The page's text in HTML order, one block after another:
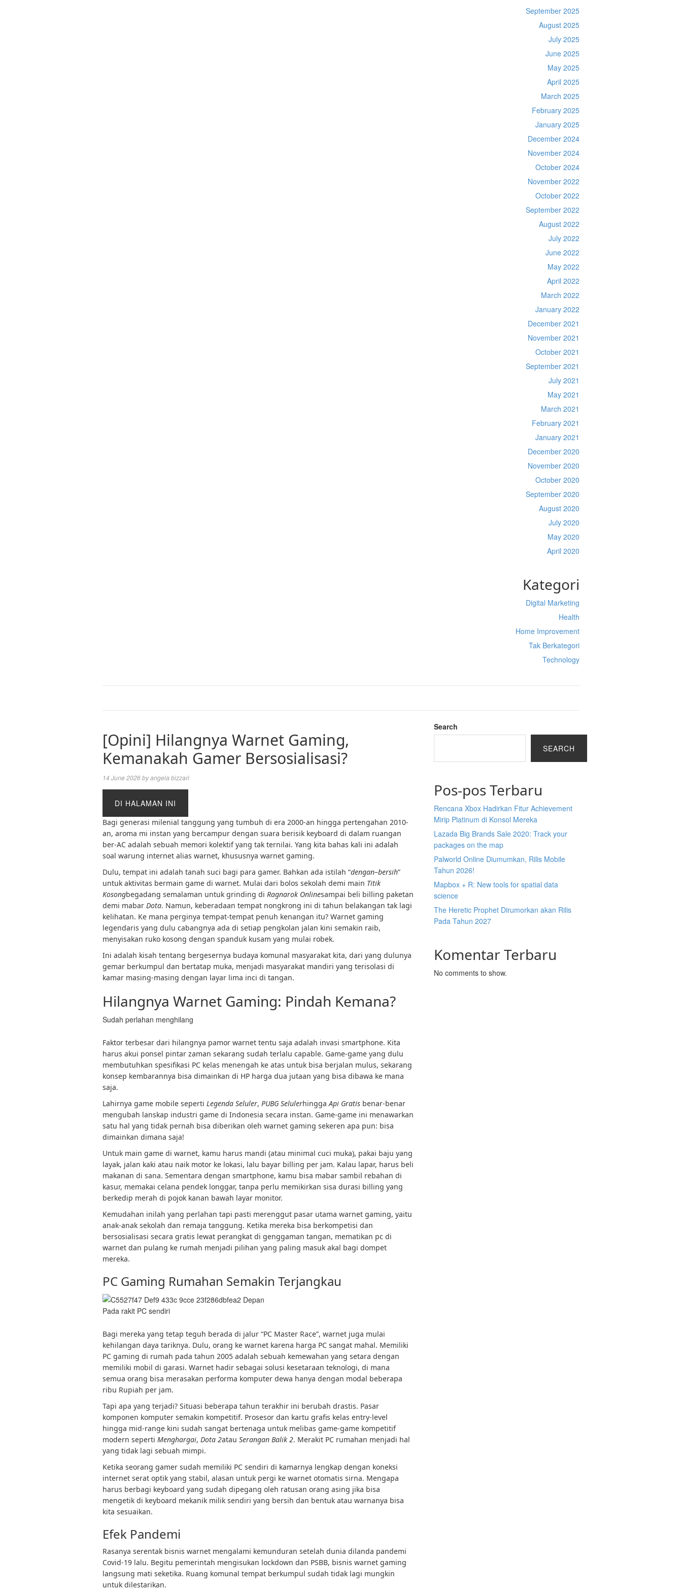
September 2025
August 2025
July 2025
June 2025
May 2025
April 2025
March 2025
February 2025
January 2025
December 2024
November 2024
October 2024
November 2022
October 2022
September 2022
August 2022
July 2022
June 2022
May 2022
April 2022
March 2022
January 2022
December 2021
November 2021
October 2021
September 2021
July 2021
May 2021
March 2021
February 2021
January 2021
December 2020
November 2020
October 2020
September 2020
August 2020
July 2020
May 2020
April 2020
Kategori
Digital Marketing
Health
Home Improvement
Tak Berkategori
Technology
[Opini] Hilangnya Warnet Gaming,
Kemanakah Gamer Bersosialisasi?
14 June 2026byangela bizzari
DI HALAMAN INI
Bagi generasi milenial tanggung yang tumbuh di era 2000-an hingga pertengahan 2010-
an, aroma mi instan yang bercampur dengan suara berisik keyboard di dalam ruangan
ber-AC adalah sebuah memori kolektif yang tak ternilai. Yang kita bahas kali ini adalah
soal warung internet alias warnet, khususnya warnet gaming.
Dulu, tempat ini adalah tanah suci bagi para gamer. Bahkan ada istilah “dengan–bersih”
untuk aktivitas bermain game di warnet. Mulai dari bolos sekolah demi main Titik
Kosongbegadang semalaman untuk grinding di Ragnarok Onlinesampai beli billing paketan
demi mabar Dota. Namun, keberadaan tempat nongkrong ini di tahun belakangan tak lagi
kelihatan. Ke mana perginya tempat-tempat penuh kenangan itu? Warnet gaming
legendaris yang dulu cabangnya ada di setiap pengkolan jalan kini semakin raib,
menyisakan ruko kosong dengan spanduk kusam yang mulai robek.
Ini adalah kisah tentang bergesernya budaya komunal masyarakat kita, dari yang dulunya
gemar berkumpul dan bertatap muka, menjadi masyarakat mandiri yang terisolasi di
kamar masing-masing dengan layar lima inci di tangan.
Hilangnya Warnet Gaming: Pindah Kemana?
Sudah perlahan menghilang
Faktor terbesar dari hilangnya pamor warnet tentu saja adalah invasi smartphone. Kita
harus akui ponsel pintar zaman sekarang sudah terlalu capable. Game-game yang dulu
membutuhkan spesifikasi PC kelas menengah ke atas untuk bisa berjalan mulus, sekarang
konsep kembarannya bisa dimainkan di HP harga dua jutaan yang bisa dibawa ke mana
saja.
Lahirnya game mobile seperti Legenda Seluler, PUBG SelulerhinggaApi Gratis benar-benar
mengubah lanskap industri game di Indonesia secara instan. Game-game ini menawarkan
satu hal yang tidak pernah bisa diberikan oleh warnet gaming sekeren apa pun: bisa
dimainkan dimana saja!
Untuk main game di warnet, kamu harus mandi (atau minimal cuci muka), pakai baju yang
layak, jalan kaki atau naik motor ke lokasi, lalu bayar billing per jam. Kalau lapar, harus beli
makanan di sana. Sementara dengan smartphone, kamu bisa mabar sambil rebahan di
kasur, memakai celana pendek longgar, tanpa perlu memikirkan sisa durasi billing yang
berkedip merah di pojok kanan bawah layar monitor.
Kemudahan inilah yang perlahan tapi pasti merenggut pasar utama warnet gaming, yaitu
anak-anak sekolah dan remaja tanggung. Ketika mereka bisa berkompetisi dan
bersosialisasi secara gratis lewat perangkat di genggaman tangan, mematikan pc di
warnet dan pulang ke rumah menjadi pilihan yang paling masuk akal bagi dompet
mereka.
PC Gaming Rumahan Semakin Terjangkau
Pada rakit PC sendiri
Bagi mereka yang tetap teguh berada di jalur “PC Master Race”, warnet juga mulai
kehilangan daya tariknya. Dulu, orang ke warnet karena harga PC sangat mahal. Memiliki
PC gaming di rumah pada tahun 2005 adalah sebuah kemewahan yang setara dengan
memiliki mobil di garasi. Warnet hadir sebagai solusi kesetaraan teknologi, di mana
semua orang bisa merasakan performa komputer dewa hanya dengan modal beberapa
ribu Rupiah per jam.
Tapi apa yang terjadi? Situasi beberapa tahun terakhir ini berubah drastis. Pasar
komponen komputer semakin kompetitif. Prosesor dan kartu grafis kelas entry-level
hingga mid-range kini sudah sangat bertenaga untuk melibas game-game kompetitif
modern seperti Menghargai, Dota 2atau Serangan Balik 2. Merakit PC rumahan menjadi hal
yang tidak lagi sebuah mimpi.
Ketika seorang gamer sudah memiliki PC sendiri di kamarnya lengkap dengan koneksi
internet serat optik yang stabil, alasan untuk pergi ke warnet otomatis sirna. Mengapa
harus berbagi keyboard yang sudah dipegang oleh ratusan orang asing jika bisa
mengetik di keyboard mekanik milik sendiri yang bersih dan bentuk atau warnanya bisa
kita sesuaikan.
Efek Pandemi
Rasanya serentak bisnis warnet mengalami kemunduran setelah dunia dilanda pandemi
Covid-19 lalu. Begitu pemerintah mengisukan lockdown dan PSBB, bisnis warnet gaming
langsung mati seketika. Ruang komunal tempat berkumpul sudah tidak lagi mungkin
untuk dilestarikan.
Search
SEARCH
Pos-pos Terbaru
Rencana Xbox Hadirkan Fitur Achievement
Mirip Platinum di Konsol Mereka
Lazada Big Brands Sale 2020: Track your
packages on the map
Palworld Online Diumumkan, Rilis Mobile
Tahun 2026!
Mapbox + R: New tools for spatial data
science
The Heretic Prophet Dirumorkan akan Rilis
Pada Tahun 2027
Komentar Terbaru
No comments to show.